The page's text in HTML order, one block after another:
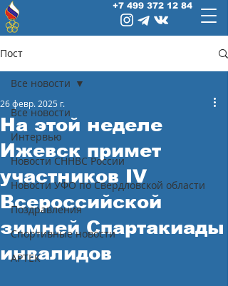
+7 499 372 12 84
Пост
Все новости
Интервью
Новости СННВС России
Новости УФО по Свердловской области
Поздравления
Спортивные новости
АРТЕК
Все новости
На этой неделе
Ижевск примет
участников IV
Всероссийской
зимней Спартакиады
инвалидов
26 февр. 2025 г.